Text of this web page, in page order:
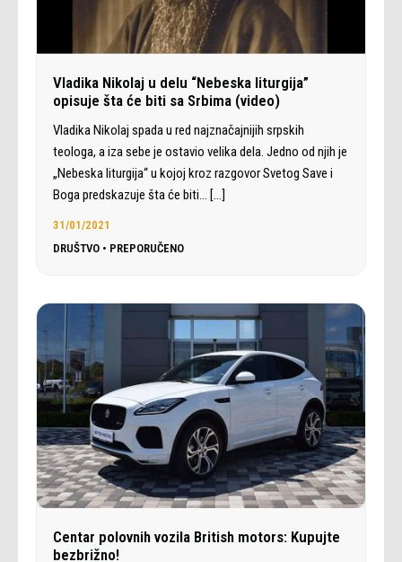
Vladika Nikolaj u delu “Nebeska liturgija”
opisuje šta će biti sa Srbima (video)
Vladika Nikolaj spada u red najznačajnijih srpskih
teologa, a iza sebe je ostavio velika dela. Jedno od njih je
„Nebeska liturgija“ u kojoj kroz razgovor Svetog Save i
Boga predskazuje šta će biti… […]
31/01/2021
DRUŠTVO • PREPORUČENO
Centar polovnih vozila British motors: Kupujte
bezbrižno!